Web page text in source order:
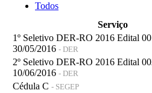
Todos
Serviço
1º Seletivo DER-RO 2016 Edital
30/05/2016 - DER
2º Seletivo DER-RO 2016 Edital
10/06/2016 - DER
Cédula C - SEGEP